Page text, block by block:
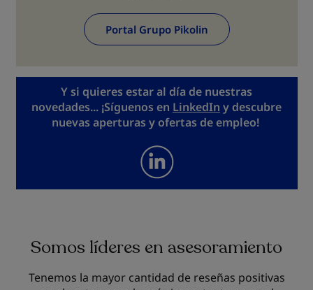
Portal Grupo Pikolin
Y si quieres estar al día de nuestras
novedades... ¡Síguenos en LinkedIn y descubre
nuevas aperturas y ofertas de empleo!
Somos líderes en asesoramiento
Tenemos la mayor cantidad de reseñas positivas